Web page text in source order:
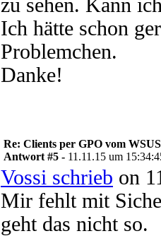
zu sehen. Kann
Ich hätte schon
Problemchen.
Danke!
Re: Clients per GPO vom
Antwort #5 - 11.11.15 um
Vossi schrieb on
Mir fehlt mit
geht das nicht so.